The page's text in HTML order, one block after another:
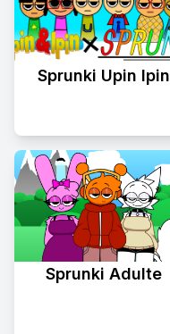
Sprunki Upin Ipin
Sprunki Adulte